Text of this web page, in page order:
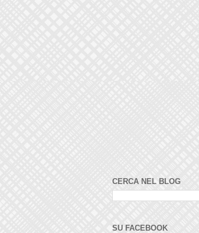
CERCA NEL BLOG
SU FACEBOOK